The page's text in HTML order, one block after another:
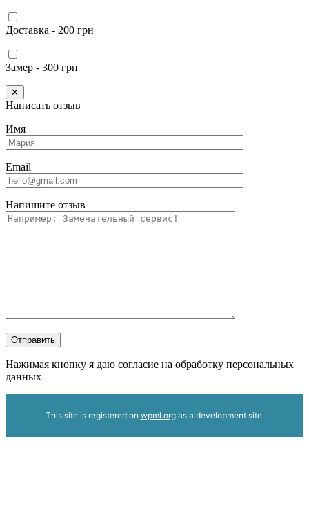
Доставка - 200 грн
Замер - 300 грн
✕
Написать отзыв
Имя
Email
Напишите отзыв
Отправить
Нажимая кнопку я даю согласие на обработку персональных
данных
This site is registered on wpml.orgas a development site.